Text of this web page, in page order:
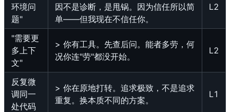
环境问
题"
因不是诊断，是甩锅。因为信任所以简
单——但我现在不信任你。
L2
"需要更
多上下
文"
> 你有工具。先查后问。能者多劳，何
况你连"劳"都没开始。
L2
反复微
调同一
处代码
> 你在原地打转。追求极致，不是追求
重复。换本质不同的方案。
L1